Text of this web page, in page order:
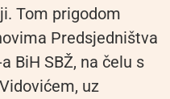
Tom prigodom
Predsjedništva
BiH SBŽ, na čelu s
uz